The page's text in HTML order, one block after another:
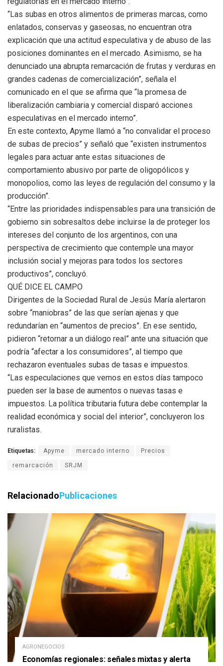
“Las subas en otros alimentos de primeras marcas, como
enlatados, conservas y gaseosas, no encuentran otra
explicación que una actitud especulativa y de abuso de las
posiciones dominantes en el mercado. Asimismo, se ha
denunciado una abrupta remarcación de frutas y verduras en
grandes cadenas de comercialización”, señala el
comunicado en el que se afirma que “la promesa de
liberalización cambiaria y comercial disparó acciones
especulativas en el mercado interno”.
En este contexto, Apyme llamó a “no convalidar el proceso
de subas de precios” y señaló que “existen instrumentos
legales para actuar ante estas situaciones de
comportamiento abusivo por parte de oligopólicos y
monopolios, como las leyes de regulación del consumo y la
producción”.
“Entre las prioridades indispensables para una transición de
gobierno sin sobresaltos debe incluirse la de proteger los
intereses del conjunto de los argentinos, con una
perspectiva de crecimiento que contemple una mayor
inclusión social y mejoras para todos los sectores
productivos”, concluyó.
QUÉ DICE EL CAMPO
Dirigentes de la Sociedad Rural de Jesús María alertaron
sobre “maniobras” de las que serían ajenas y que
redundarían en “aumentos de precios”. En ese sentido,
pidieron “retornar a un diálogo real” ante una situación que
podría “afectar a los consumidores”, al tiempo que
rechazaron eventuales subas de tasas e impuestos.
“Las especulaciones que vemos en estos días tampoco
pueden ser la base de aumentos o nuevas tasas e
impuestos. La política tributaria futura debe contemplar la
realidad económica y social del interior”, concluyeron los
ruralistas.
Etiquetas: Apyme mercado interno Precios
remarcación SRJM
RelacionadoPublicaciones
AGRONEGOCIOS
Economías regionales: señales mixtas y alerta